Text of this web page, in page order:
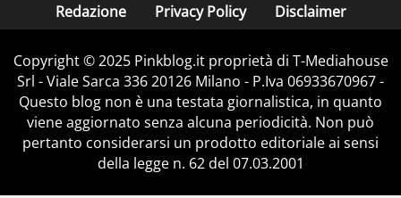
Redazione Privacy Policy Disclaimer
Copyright © 2025 Pinkblog.it proprietà di T-Mediahouse
Srl - Viale Sarca 336 20126 Milano - P.Iva 06933670967 -
Questo blog non è una testata giornalistica, in quanto
viene aggiornato senza alcuna periodicità. Non può
pertanto considerarsi un prodotto editoriale ai sensi
della legge n. 62 del 07.03.2001